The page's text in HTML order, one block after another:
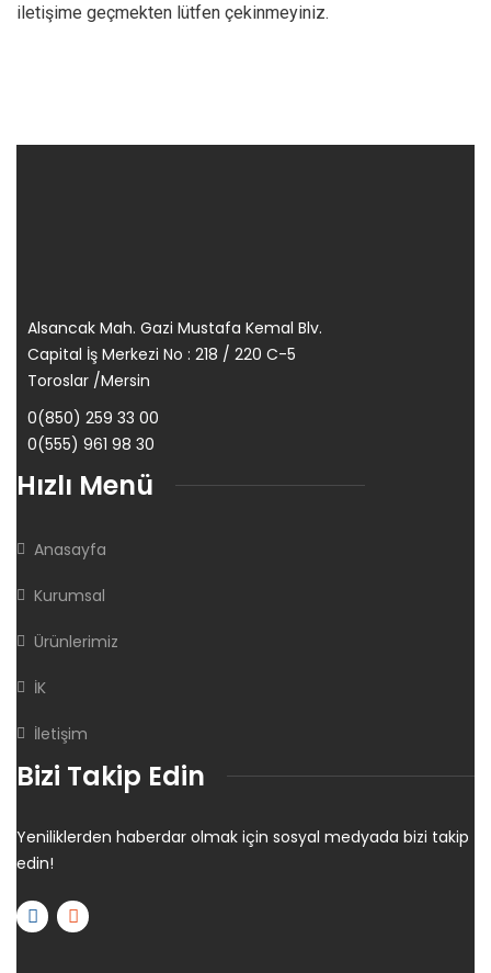
iletişime geçmekten lütfen çekinmeyiniz.
Alsancak Mah. Gazi Mustafa Kemal Blv.
Capital İş Merkezi No : 218 / 220 C-5
Toroslar /Mersin
0(850) 259 33 00
0(555) 961 98 30
Hızlı Menü
Anasayfa
Kurumsal
Ürünlerimiz
İK
İletişim
Bizi Takip Edin
Yeniliklerden haberdar olmak için sosyal medyada bizi takip
edin!